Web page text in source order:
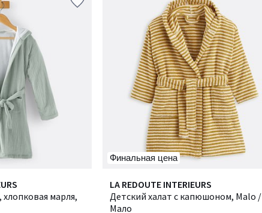
марля,
Финальная цена
LA REDOUTE INTERIEURS
Детский халат с капюшоном, Malo /
Мало
4,8
/ 5